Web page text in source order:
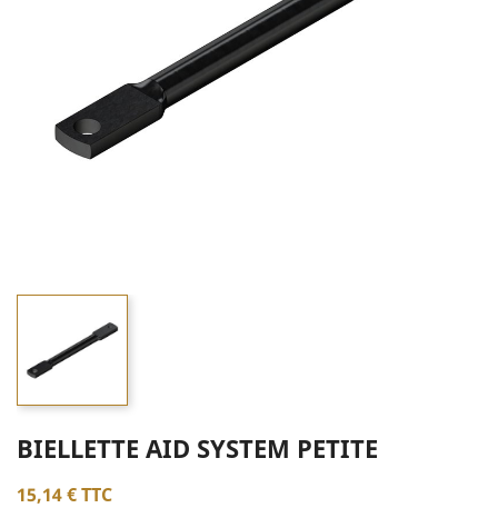
BIELLETTE AID SYSTEM PETITE
15,14 €TTC